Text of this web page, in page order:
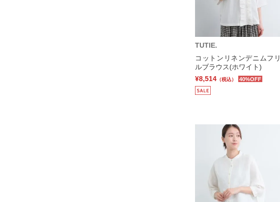
TUTIE.
コットンリネンデニムフリ
ルブラウス(ホワイト)
¥8,514 （税込） 40%OFF